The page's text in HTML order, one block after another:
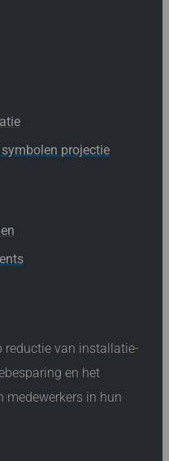
projectie
reductie van installatie-
en het
medewerkers in hun